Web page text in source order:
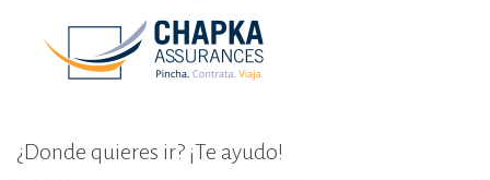
¿Donde quieres ir? ¡Te ayudo!